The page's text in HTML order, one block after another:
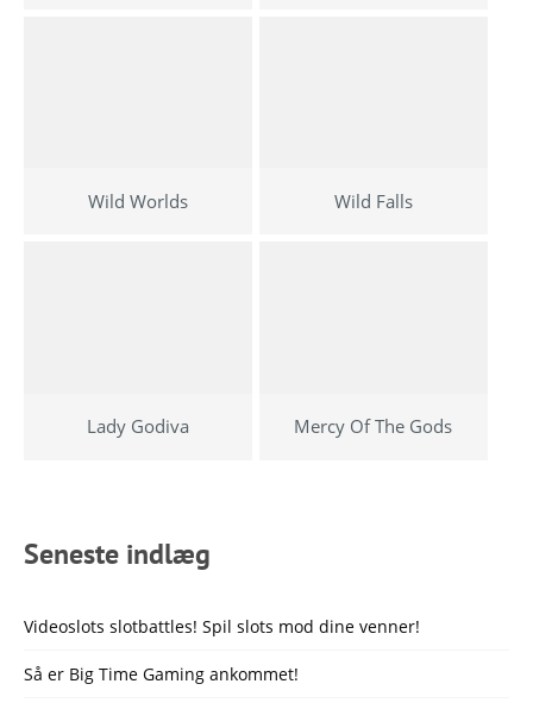
Wild Worlds Wild Falls
Lady Godiva Mercy Of The Gods
Seneste indlæg
Videoslots slotbattles! Spil slots mod dine venner!
Så er Big Time Gaming ankommet!